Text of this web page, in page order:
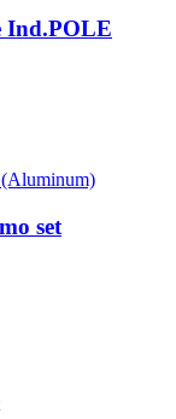
Ind.POLE
set